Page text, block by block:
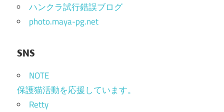
ハンクラ試行錯誤ブログ
photo.maya-pg.net
SNS
NOTE
保護猫活動を応援しています。
Retty